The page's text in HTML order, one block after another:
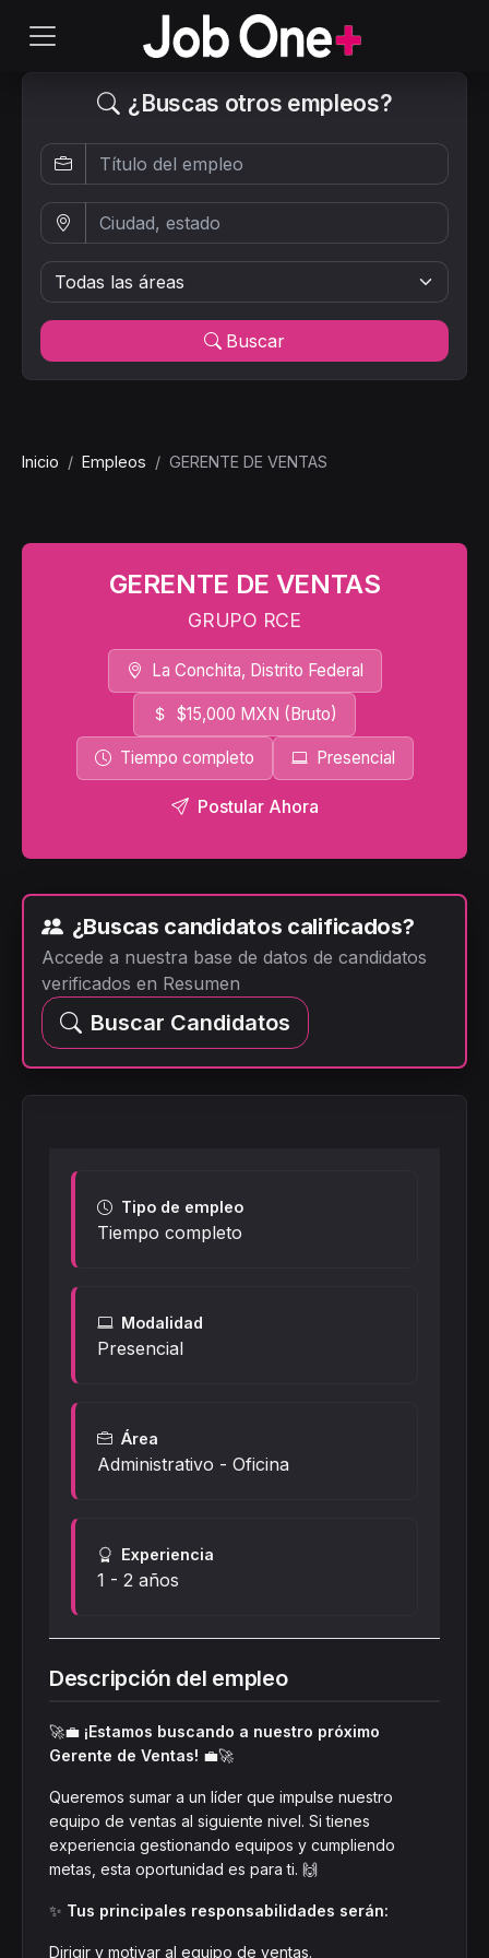
¿Buscas otros empleos?
Buscar
Inicio Empleos GERENTE DE VENTAS
GERENTE DE VENTAS
GRUPO RCE
La Conchita, Distrito Federal
$15,000 MXN (Bruto)
Tiempo completo Presencial
Postular Ahora
¿Buscas candidatos calificados?
Accede a nuestra base de datos de candidatos
verificados en Resumen
Buscar Candidatos
Tipo de empleo
Tiempo completo
Modalidad
Presencial
Área
Administrativo - Oficina
Experiencia
1 - 2 años
Descripción del empleo
🚀💼 ¡Estamos buscando a nuestro próximo
Gerente de Ventas! 💼🚀
Queremos sumar a un líder que impulse nuestro
equipo de ventas al siguiente nivel. Si tienes
experiencia gestionando equipos y cumpliendo
metas, esta oportunidad es para ti. 🙌
✨ Tus principales responsabilidades serán:
Dirigir y motivar al equipo de ventas.